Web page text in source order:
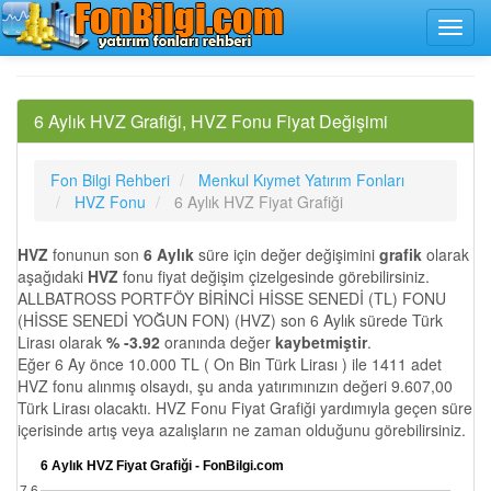
6 Aylık HVZ Grafiği, HVZ Fonu Fiyat Değişimi
Fon Bilgi Rehberi
Menkul Kıymet Yatırım Fonları
HVZ Fonu
6 Aylık HVZ Fiyat Grafiği
HVZ fonunun son 6 Aylık süre için değer değişimini grafik olarak
aşağıdaki HVZ fonu fiyat değişim çizelgesinde görebilirsiniz.
ALLBATROSS PORTFÖY BİRİNCİ HİSSE SENEDİ (TL) FONU
(HİSSE SENEDİ YOĞUN FON) (HVZ) son 6 Aylık sürede Türk
Lirası olarak % -3.92 oranında değer kaybetmiştir.
Eğer 6 Ay önce 10.000 TL ( On Bin Türk Lirası ) ile 1411 adet
HVZ fonu alınmış olsaydı, şu anda yatırımınızın değeri 9.607,00
Türk Lirası olacaktı. HVZ Fonu Fiyat Grafiği yardımıyla geçen süre
içerisinde artış veya azalışların ne zaman olduğunu görebilirsiniz.
6 Aylık HVZ Fiyat Grafiği - FonBilgi.com